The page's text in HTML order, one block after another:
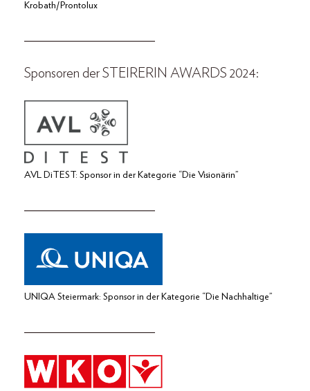
Krobath/Prontolux
_____________________
Sponsoren der STEIRERIN AWARDS 2024:
AVL DiTEST: Sponsor in der Kategorie “Die Visionärin”
_____________________
UNIQA Steiermark: Sponsor in der Kategorie “Die Nachhaltige”
_____________________